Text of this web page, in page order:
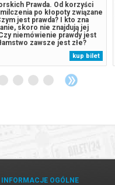
Prawda. Od korzyści
po kłopoty związane
jest prawda? I kto zna
skoro nie znajdują jej
niemówienie prawdy jest
zawsze jest złe?
sumienie francuska komedia,
na całym świecie, to
budowanych...
kup bilet
INFORMACJE OGÓLNE